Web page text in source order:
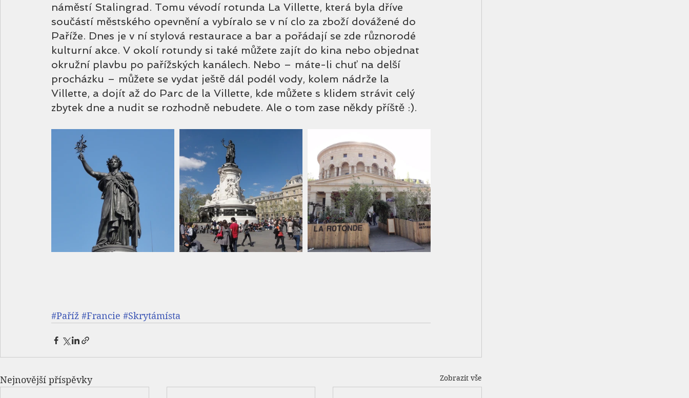
náměstí Stalingrad. Tomu vévodí rotunda La Villette, která byla dříve
součástí městského opevnění a vybíralo se v ní clo za zboží dovážené do
Paříže. Dnes je v ní stylová restaurace a bar a pořádají se zde různorodé
kulturní akce. V okolí rotundy si také můžete zajít do kina nebo objednat
okružní plavbu po pařížských kanálech. Nebo – máte-li chuť na delší
procházku – můžete se vydat ještě dál podél vody, kolem nádrže la
Villette, a dojít až do Parc de la Villette, kde můžete s klidem strávit celý
zbytek dne a nudit se rozhodně nebudete. Ale o tom zase někdy příště :).
#Paříž #Francie #Skrytámísta
Nejnovější příspěvky Zobrazit vše